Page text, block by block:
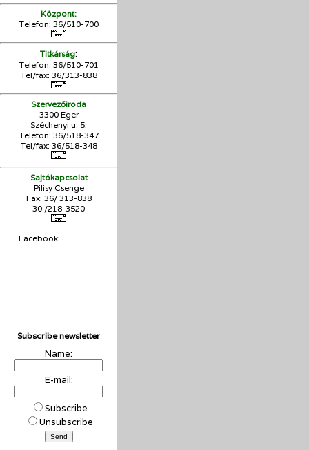
Központ:
Telefon: 36/510-700
Titkárság:
Telefon: 36/510-701
Tel/fax: 36/313-838
Szervezőiroda
3300 Eger
Széchenyi u. 5.
Telefon: 36/518-347
Tel/fax: 36/518-348
Sajtókapcsolat
Pilisy Csenge
Fax: 36/ 313-838
30 /218-3520
Facebook:
Subscribe newsletter
Name:
E-mail:
Subscribe
Unsubscribe